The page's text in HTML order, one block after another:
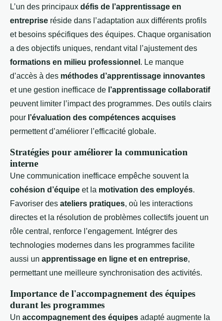
L’un des principaux défis de l’apprentissage en
entreprise réside dans l’adaptation aux différents profils
et besoins spécifiques des équipes. Chaque organisation
a des objectifs uniques, rendant vital l’ajustement des
formations en milieu professionnel . Le manque
d’accès à des méthodes d’apprentissage innovantes
et une gestion inefficace de l’apprentissage collaboratif
peuvent limiter l’impact des programmes. Des outils clairs
pour l’évaluation des compétences acquises
permettent d’améliorer l’efficacité globale.
Stratégies pour améliorer la communication
interne
Une communication inefficace empêche souvent la
cohésion d’équipe et la motivation des employés.
Favoriser des ateliers pratiques, où les interactions
directes et la résolution de problèmes collectifs jouent un
rôle central, renforce l’engagement. Intégrer des
technologies modernes dans les programmes facilite
aussi un apprentissage en ligne et en entreprise,
permettant une meilleure synchronisation des activités.
Importance de l'accompagnement des équipes
durant les programmes
Un accompagnement des équipes adapté augmente la